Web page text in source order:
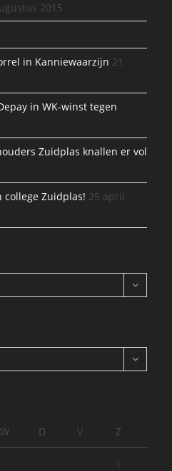
2015
in Kanniewaarzijn 21
in WK-winst tegen
Zuidplas knallen er vol
college Zuidplas! 25 april
W D V Z
1